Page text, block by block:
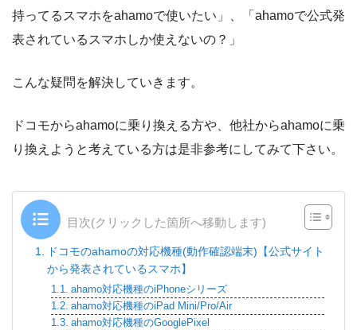
持ってるスマホをahamoで使いたい」、「ahamoで公式発
表されているスマホしか使えないの？」
こんな疑問を解決していきます。
ドコモからahamoに乗り換える方や、他社からahamoに乗
り換えようと考えている方は是非参考にしてみて下さい。
目次(クリックした箇所へ移動します)
ドコモのahamoの対応機種(動作確認端末)【公式サイト
から発表されているスマホ】
ahamo対応機種のiPhoneシリーズ
ahamo対応機種のiPad Mini/Pro/Air
ahamo対応機種のGooglePixel